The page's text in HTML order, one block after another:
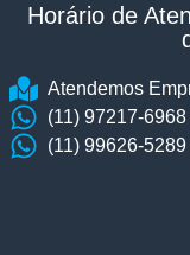
Horário de
Atendemos
(11) 97217-
(11) 99626-5289